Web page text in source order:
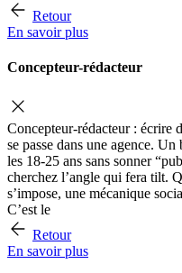
Retour
En savoir plus
Concepteur-rédacteur
Concepteur-rédacteur : écrire
se passe dans une agence.
les 18-25 ans sans sonner
cherchez l’angle qui fera tilt.
s’impose, une mécanique
C’est le
Retour
En savoir plus